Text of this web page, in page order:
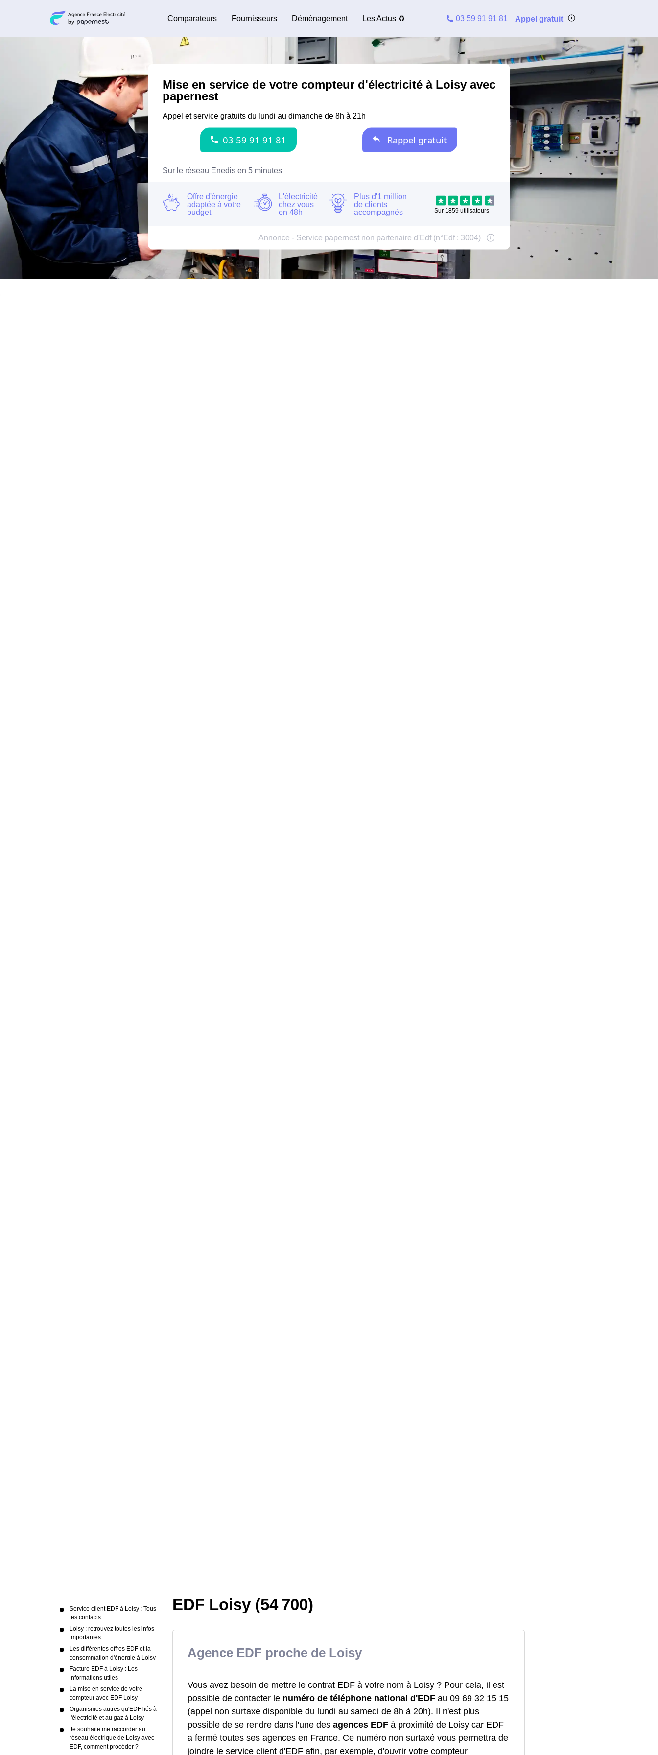
Comparateurs Fournisseurs Déménagement Les Actus ♻️ 03 59 91 91 81 Appel gratuit
Service client EDF à Loisy : Tous
les contacts
Loisy : retrouvez toutes les infos
importantes
Les différentes offres EDF et la
consommation d'énergie à Loisy
Facture EDF à Loisy : Les
informations utiles
La mise en service de votre
compteur avec EDF Loisy
Organismes autres qu'EDF liés à
l'électricité et au gaz à Loisy
Je souhaite me raccorder au
réseau électrique de Loisy avec
EDF, comment procéder ?
EDF Loisy (54 700)
Agence EDF proche de Loisy
Vous avez besoin de mettre le contrat EDF à votre nom à Loisy ? Pour cela, il est
possible de contacter le numéro de téléphone national d'EDF au 09 69 32 15 15
(appel non surtaxé disponible du lundi au samedi de 8h à 20h). Il n'est plus
possible de se rendre dans l'une des agences EDF à proximité de Loisy car EDF
a fermé toutes ses agences en France. Ce numéro non surtaxé vous permettra de
joindre le service client d'EDF afin, par exemple, d'ouvrir votre compteur